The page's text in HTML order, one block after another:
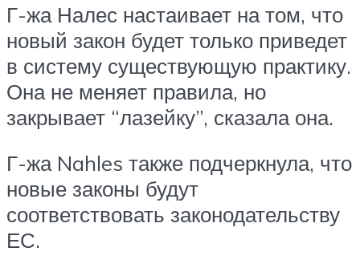
Г-жа Налес настаивает на том, что
новый закон будет только приведет
в систему существующую практику.
Она не меняет правила, но
закрывает “лазейку”, сказала она.
Г-жа Nahles также подчеркнула, что
новые законы будут
соответствовать законодательству
ЕС.